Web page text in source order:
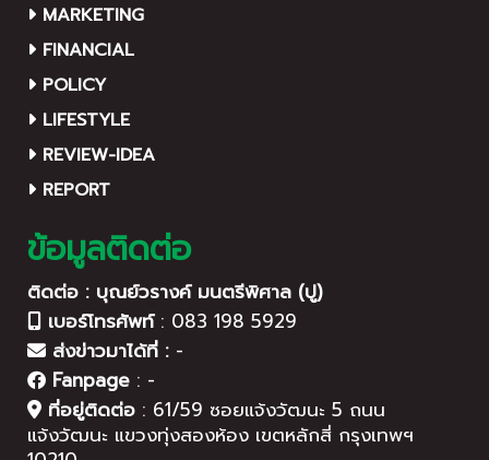
MARKETING
FINANCIAL
POLICY
LIFESTYLE
REVIEW-IDEA
REPORT
ข้อมูลติดต่อ
ติดต่อ : บุณย์วรางค์ มนตรีพิศาล (ปู)
เบอร์โทรศัพท์: 083 198 5929
ส่งข่าวมาได้ที่ : -
Fanpage : -
ที่อยู่ติดต่อ : 61/59 ซอยแจ้งวัฒนะ 5 ถนน
แจ้งวัฒนะ แขวงทุ่งสองห้อง เขตหลักสี่ กรุงเทพฯ